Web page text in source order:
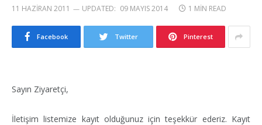
11 HAZIRAN 2011 UPDATED: 09 MAYIS 2014 1 MIN READ
Facebook Twitter Pinterest
Sayın Ziyaretçi,
İletişim listemize kayıt olduğunuz için teşekkür ederiz. Kayıt